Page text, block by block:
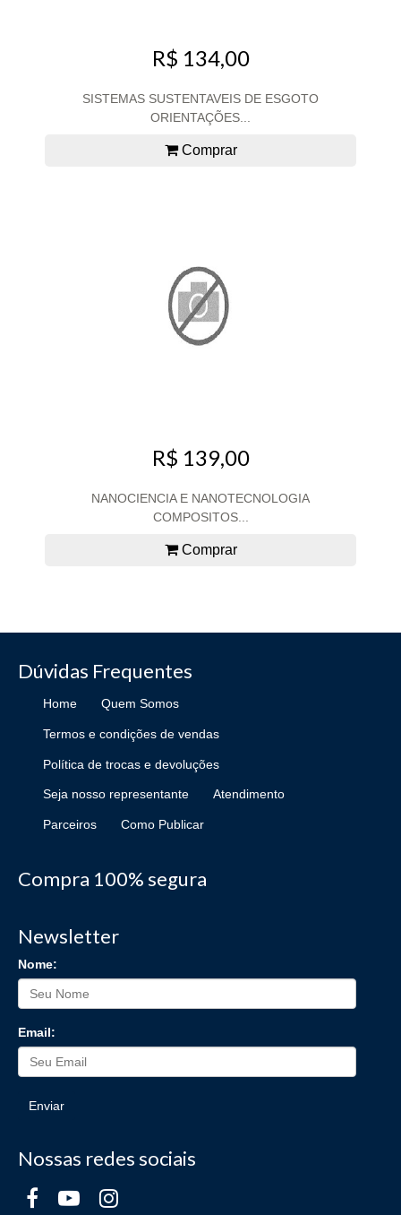
R$ 134,00
SISTEMAS SUSTENTAVEIS DE ESGOTO
ORIENTAÇÕES...
Comprar
R$ 139,00
NANOCIENCIA E NANOTECNOLOGIA
COMPOSITOS...
Comprar
Dúvidas Frequentes
Home Quem Somos
Termos e condições de vendas
Política de trocas e devoluções
Seja nosso representante Atendimento
Parceiros Como Publicar
Compra 100% segura
Newsletter
Nome:
Email:
Enviar
Nossas redes sociais